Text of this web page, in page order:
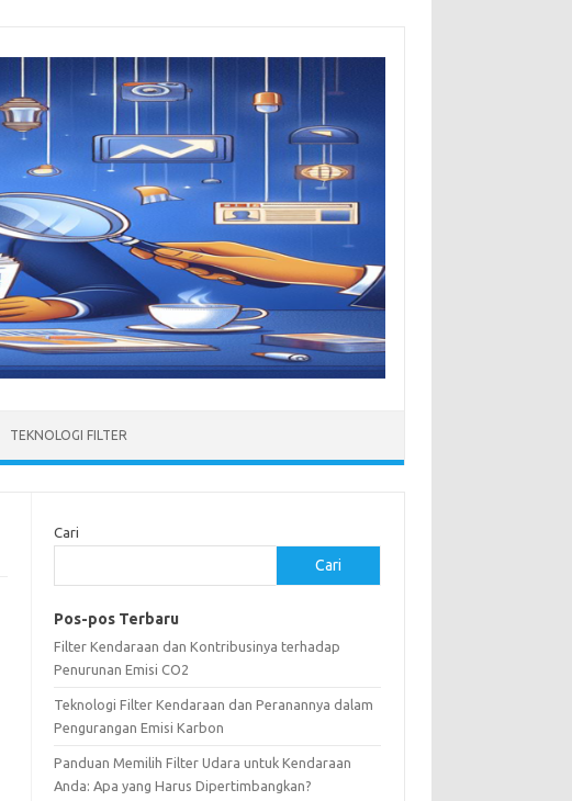
TEKNOLOGI FILTER
Cari
Cari
Pos-pos Terbaru
Filter Kendaraan dan Kontribusinya terhadap
Penurunan Emisi CO2
Teknologi Filter Kendaraan dan Peranannya dalam
Pengurangan Emisi Karbon
Panduan Memilih Filter Udara untuk Kendaraan
Anda: Apa yang Harus Dipertimbangkan?